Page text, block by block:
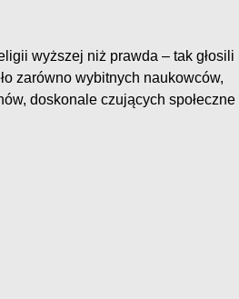
wyższej niż prawda – tak głosili
zarówno wybitnych naukowców,
doskonale czujących społeczne